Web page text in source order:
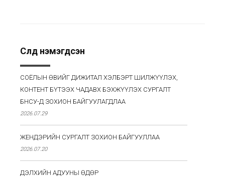
Сүүлд нэмэгдсэн
СОЁЛЫН ӨВИЙГ ДИЖИТАЛ ХЭЛБЭРТ ШИЛЖҮҮЛЭХ,
КОНТЕНТ БҮТЭЭХ ЧАДАВХ БЭХЖҮҮЛЭХ СУРГАЛТ
БНСУ-Д ЗОХИОН БАЙГУУЛАГДЛАА
2026.07.29
ЖЕНДЭРИЙН СУРГАЛТ ЗОХИОН БАЙГУУЛЛАА
2026.07.20
ДЭЛХИЙН АДУУНЫ ӨДӨР